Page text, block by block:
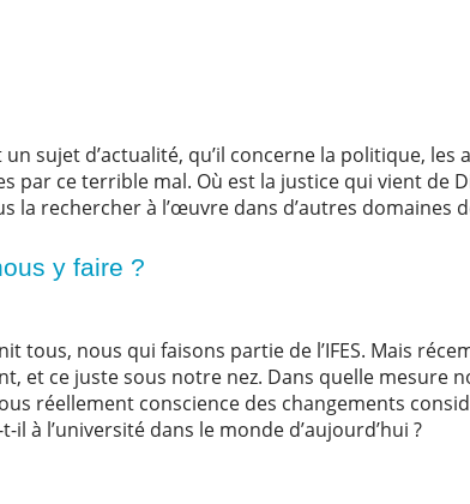
sujet d’actualité, qu’il concerne la politique,
par ce terrible mal. Où est la justice qui vient de
rechercher à l’œuvre dans d’autres domaines
y faire ?
tous, nous qui faisons partie de l’IFES. Mais
et ce juste sous notre nez. Dans quelle mesure
réellement conscience des changements
il à l’université dans le monde d’aujourd’hui ?